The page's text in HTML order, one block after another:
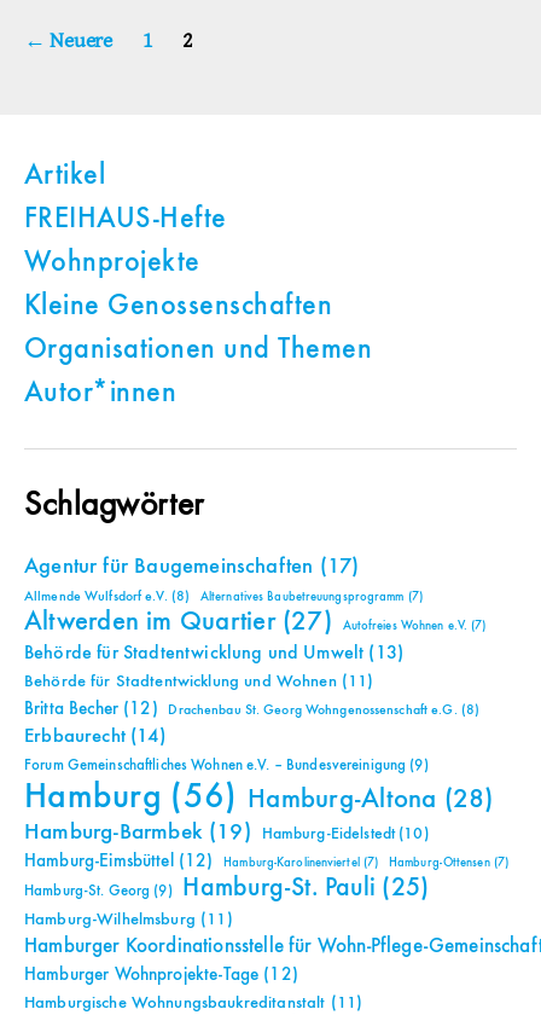
Seitennummerierung
← Neuere 1 2
Artikel
FREIHAUS-Hefte
Wohnprojekte
Kleine Genossenschaften
Organisationen und Themen
Autor*innen
Schlagwörter
Agentur für Baugemeinschaften (17)
Allmende Wulfsdorf e.V. (8) Alternatives Baubetreuungsprogramm (7)
Altwerden im Quartier(27) Autofreies Wohnen e.V. (7)
Behörde für Stadtentwicklung und Umwelt (13)
Behörde für Stadtentwicklung und Wohnen(11)
Britta Becher(12) Drachenbau St. Georg Wohngenossenschaft e.G. (8)
Erbbaurecht(14)
Forum Gemeinschaftliches Wohnen e.V. – Bundesvereinigung (9)
Hamburg (56) Hamburg-Altona (28)
Hamburg-Barmbek(19) Hamburg-Eidelstedt(10)
Hamburg-Eimsbüttel (12) Hamburg-Karolinenviertel (7) Hamburg-Ottensen(7)
Hamburg-St. Georg (9) Hamburg-St. Pauli (25)
Hamburg-Wilhelmsburg (11)
Hamburger Koordinationsstelle für Wohn-Pflege-
Hamburger Wohnprojekte-Tage (12)
Hamburgische Wohnungsbaukreditanstalt (11)